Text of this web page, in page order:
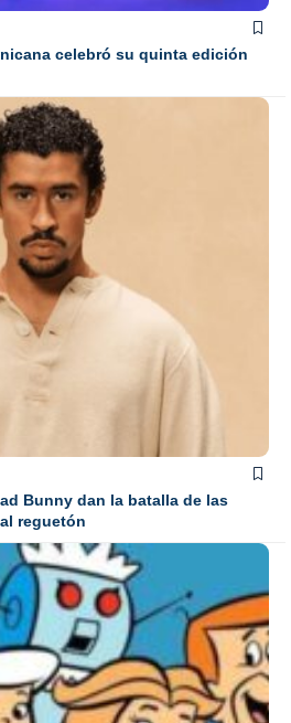
celebró su quinta edición
Bunny dan la batalla de las
reguetón